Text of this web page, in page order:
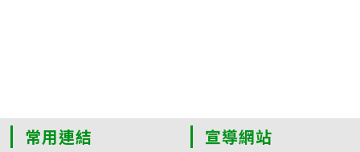
常用連結 宣導網站